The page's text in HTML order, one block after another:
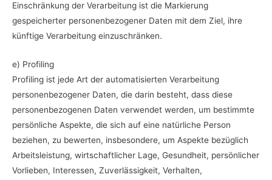
Einschränkung der Verarbeitung ist die Markierung
gespeicherter personenbezogener Daten mit dem Ziel, ihre
künftige Verarbeitung einzuschränken.
e) Profiling
Profiling ist jede Art der automatisierten Verarbeitung
personenbezogener Daten, die darin besteht, dass diese
personenbezogenen Daten verwendet werden, um bestimmte
persönliche Aspekte, die sich auf eine natürliche Person
beziehen, zu bewerten, insbesondere, um Aspekte bezüglich
Arbeitsleistung, wirtschaftlicher Lage, Gesundheit, persönlicher
Vorlieben, Interessen, Zuverlässigkeit, Verhalten,